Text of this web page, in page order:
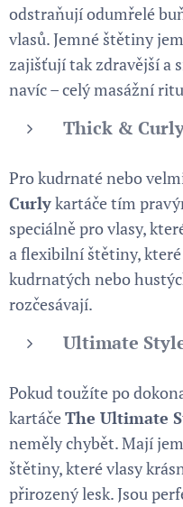
odstraňují odumřelé
vlasů. Jemné štětiny
zajišťují tak zdravější a
navíc – celý masážní
Thick &
Pro kudrnaté nebo
Curlykartáče tím
speciálně pro vlasy,
a flexibilní štětiny,
kudrnatých nebo
rozčesávají.
Ultimate
Pokud toužíte po
kartáčeThe Ultimate
neměly chybět. Mají
štětiny, které vlasy
přirozený lesk. Jsou